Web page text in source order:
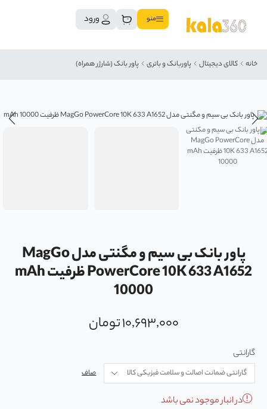
منو ورود
خانه کالای دیجیتال پاوربانک و باتری پاور بانک (شارژر همراه)
پاور بانک بی سیم و مگنتی مدل MagGo
PowerCore 10K 633 A1652 ظرفیت mAh
10000
۱۰,۶۹۳,۰۰۰تومان
گارانتی
صاف
در انبار موجود نمی باشد